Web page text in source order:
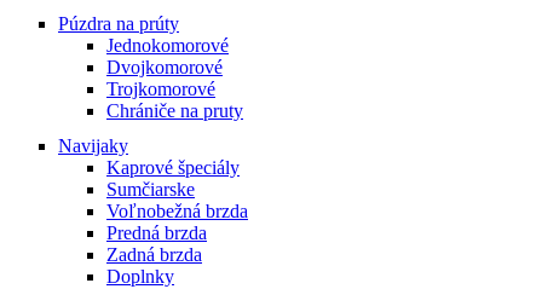
Púzdra na prúty
Jednokomorové
Dvojkomorové
Trojkomorové
Chrániče na pruty
Navijaky
Kaprové špeciály
Sumčiarske
Voľnobežná brzda
Predná brzda
Zadná brzda
Doplnky